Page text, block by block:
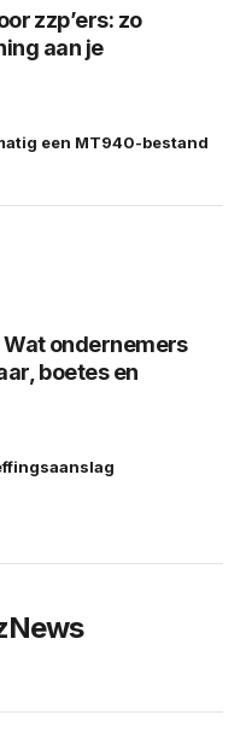
zzp’ers: zo
aan je
een MT940-bestand
ondernemers
boetes en